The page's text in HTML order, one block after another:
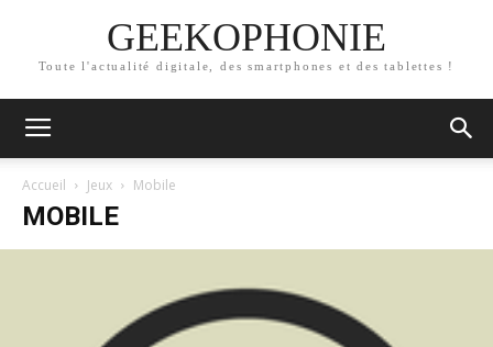
GEEKOPHONIE
Toute l'actualité digitale, des smartphones et des tablettes !
Accueil Jeux Mobile
MOBILE